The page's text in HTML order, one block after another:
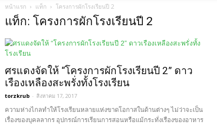
หน้าแรก แท็ก โครงการผักโรงเรียนปี 2
แท็ก: โครงการผักโรงเรียนปี 2
ศรแดงจัดให้ “โครงการผักโรงเรียนปี 2” ดาว
เรืองเหลืองสะพรั่งทั้งโรงเรียน
torzkrub - สิงหาคม 17, 2017
ความห่างไกลทำให้โรงเรียนหลายแห่งขาดโอกาสในด้านต่างๆ ไม่ว่าจะเป็น
เรื่องของบุคลลากร อุปกรณ์การเรียนการสอนหรือแม้กระทั่งเรืองของอาหาร